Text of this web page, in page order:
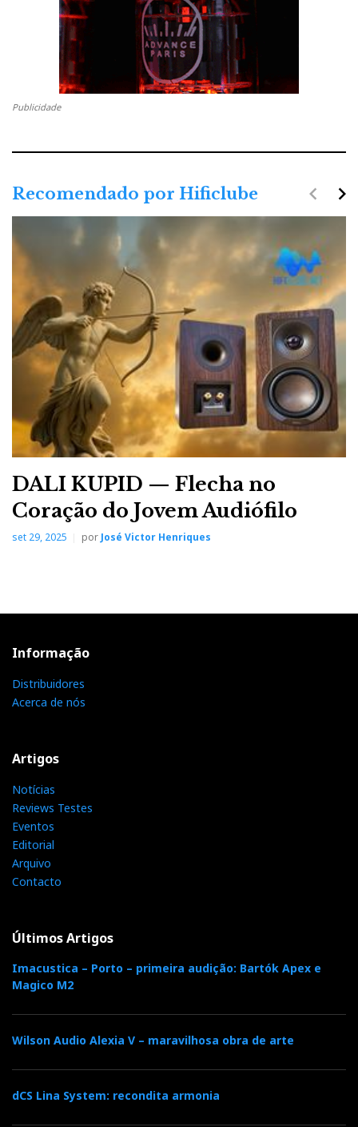
Publicidade
Recomendado por Hificlube
DALI KUPID — Flecha no
Coração do Jovem Audiófilo
set 29, 2025 porJosé Victor Henriques
navigate_next
navigate_before
Informação
Distribuidores
Acerca de nós
Artigos
Notícias
Reviews Testes
Eventos
Editorial
Arquivo
Contacto
Últimos Artigos
Imacustica – Porto – primeira audição: Bartók Apex e
Magico M2
Wilson Audio Alexia V – maravilhosa obra de arte
dCS Lina System: recondita armonia